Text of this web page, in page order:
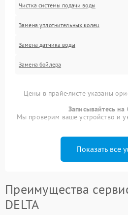
Чистка системы подачи воды
Замена уплотнительных колец
Замена датчика воды
Замена бойлера
Цены в прайс-листе указаны
Записывайтесь на
Мы проверим ваше устройство и
Показать все
Преимущества
DELTA